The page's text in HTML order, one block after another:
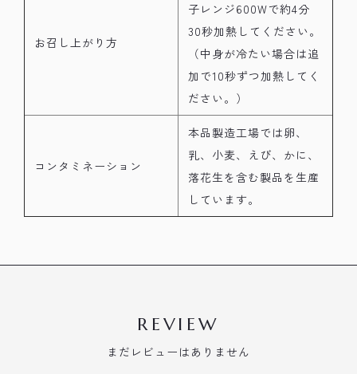
お召し上がり方
子レンジ600Wで約4分
30秒加熱してください。
（中身が冷たい場合は追
加で10秒ずつ加熱してく
ださい。）
コンタミネーション
本品製造工場では卵、
乳、小麦、えび、かに、
落花生を含む製品を生産
しています。
REVIEW
まだレビューはありません